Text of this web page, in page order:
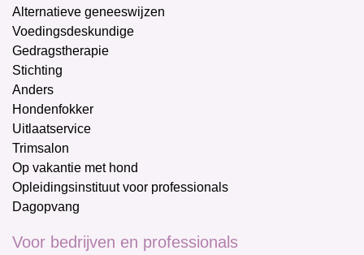
Alternatieve geneeswijzen
Voedingsdeskundige
Gedragstherapie
Stichting
Anders
Hondenfokker
Uitlaatservice
Trimsalon
Op vakantie met hond
Opleidingsinstituut voor professionals
Dagopvang
Voor bedrijven en professionals